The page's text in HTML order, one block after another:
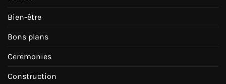
Bien-être
Bons plans
Ceremonies
Construction